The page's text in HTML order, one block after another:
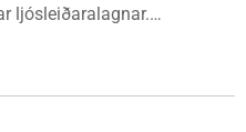
ljósleiðaralagnar.
á morgun fimmtudag